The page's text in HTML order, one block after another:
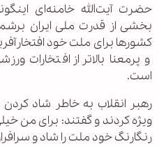
حضرت آیت‌الله خامنه‌ای
بخشی از قدرت ملی ایران
کشورها برای ملت خود
و پرمعنا بالاتر از افتخارات
است.
رهبر انقلاب به خاطر شاد
ویژه کردند و گفتند: برای من
رنگارنگ خود ملت را شاد و